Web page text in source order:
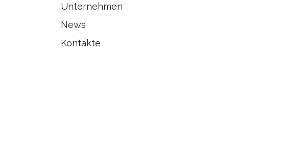
Unternehmen
News
Kontakte